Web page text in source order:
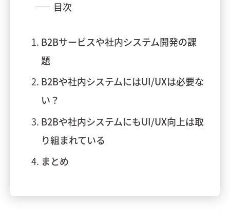
目次
B2Bサービスや社内システム開発の課
題
B2Bや社内システムにはUI/UXは必要な
い？
B2Bや社内システムにもUI/UX向上は取
り組まれている
まとめ